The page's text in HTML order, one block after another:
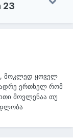
23
მოკლედ ყოველ
ერთხელ რომ
მოვლენაა თუ